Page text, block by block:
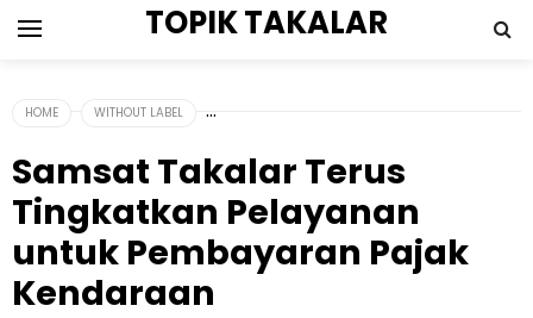
TOPIK TAKALAR
HOME WITHOUT LABEL
Samsat Takalar Terus
Tingkatkan Pelayanan
untuk Pembayaran Pajak
Kendaraan